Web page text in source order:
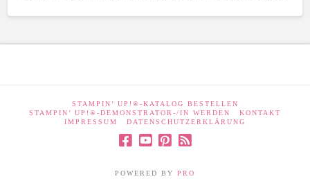
STAMPIN’ UP!®-KATALOG BESTELLEN
STAMPIN’ UP!®-DEMONSTRATOR-/IN WERDEN
KONTAKT
IMPRESSUM
DATENSCHUTZERKLÄRUNG
POWERED BY PRO